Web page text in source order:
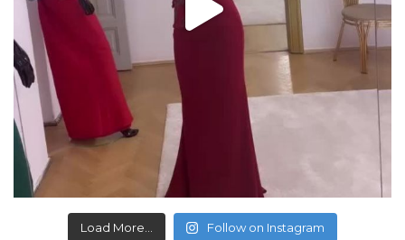
Load More... Follow on Instagram